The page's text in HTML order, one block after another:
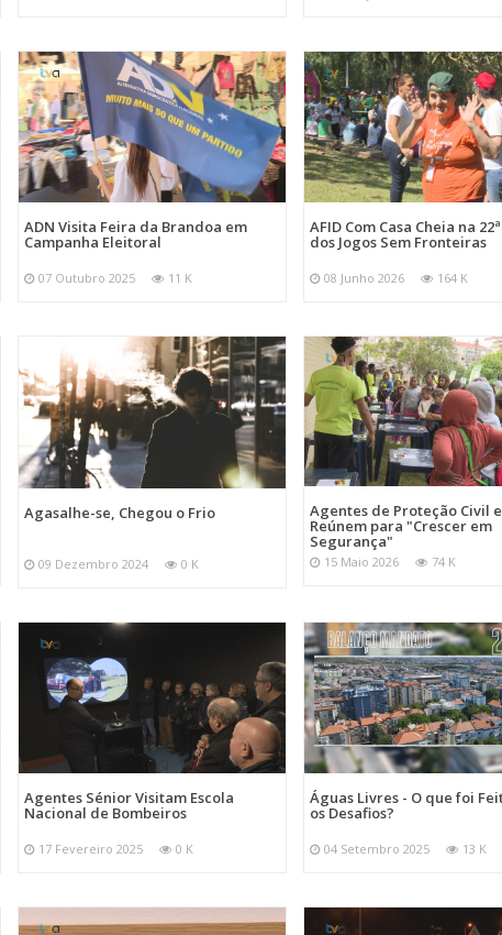
ADN Visita Feira da Brandoa em
Campanha Eleitoral
07 Outubro 2025 11 K
AFID Com Casa Cheia na
dos Jogos Sem Fronteiras
08 Junho 2026 164 K
Agasalhe-se, Chegou o Frio
09 Dezembro 2024 0 K
Agentes de Proteção Civil
Reúnem para "Crescer em
Segurança"
15 Maio 2026 74 K
Agentes Sénior Visitam Escola
Nacional de Bombeiros
17 Fevereiro 2025 0 K
Águas Livres - O que foi
os Desafios?
04 Setembro 2025 13 K